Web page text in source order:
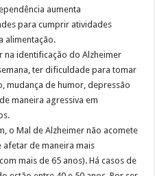
aumenta
para cumprir atividades
alimentação.
na identificação do Alzheimer
ter dificuldade para tomar
mudança de humor, depressão
maneira agressiva em
o Mal de Alzheimer não acomete
afetar de maneira mais
mais de 65 anos). Há casos de